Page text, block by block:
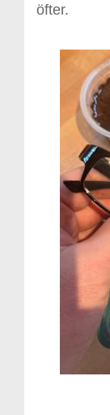
öfter.